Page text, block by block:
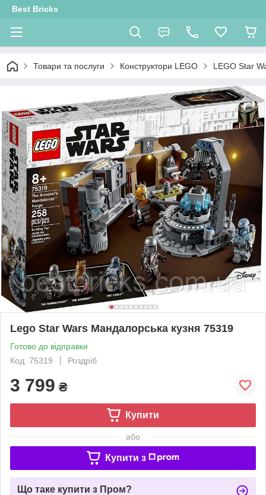
Best Bricks
Товари та послуги Конструктори LEGO LEGO Star
Lego Star Wars Мандалорська кузня 75319
Готово до відправки
Код: 75319
Роздріб
3 799 ₴
Купити
або
Купити з
Що таке купити з Пром?